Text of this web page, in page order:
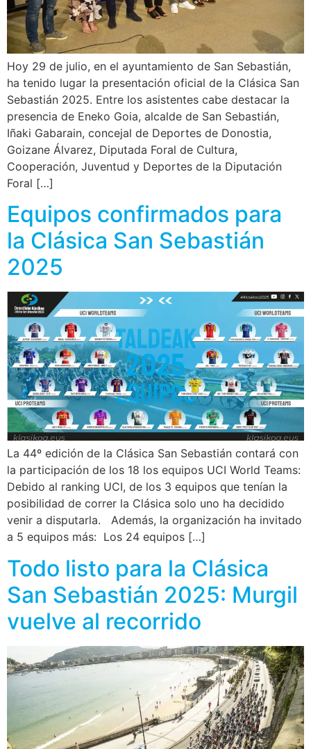
Hoy 29 de julio, en el ayuntamiento de San Sebastián,
ha tenido lugar la presentación oficial de la Clásica San
Sebastián 2025. Entre los asistentes cabe destacar la
presencia de Eneko Goia, alcalde de San Sebastián,
Iñaki Gabarain, concejal de Deportes de Donostia,
Goizane Álvarez, Diputada Foral de Cultura,
Cooperación, Juventud y Deportes de la Diputación
Foral […]
Equipos confirmados para
la Clásica San Sebastián
2025
La 44º edición de la Clásica San Sebastián contará con
la participación de los 18 los equipos UCI World Teams:
Debido al ranking UCI, de los 3 equipos que tenían la
posibilidad de correr la Clásica solo uno ha decidido
venir a disputarla. Además, la organización ha invitado
a 5 equipos más: Los 24 equipos […]
Todo listo para la Clásica
San Sebastián 2025: Murgil
vuelve al recorrido